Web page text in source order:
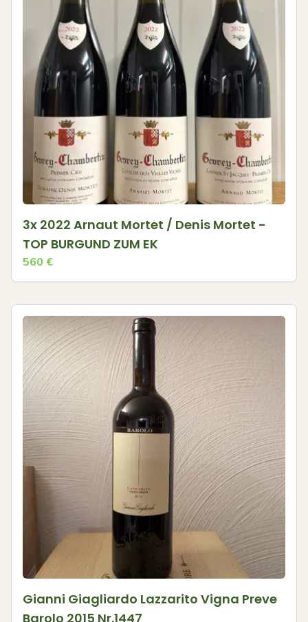
3x 2022 Arnaut Mortet / Denis Mortet -
TOP BURGUND ZUM EK
560 €
Gianni Giagliardo Lazzarito Vigna Preve
Barolo 2015 Nr.1447